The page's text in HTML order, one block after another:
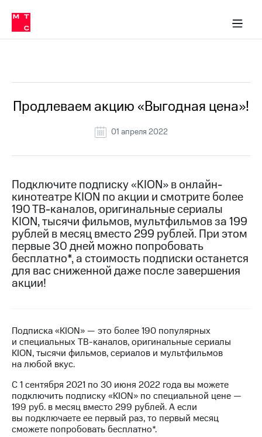
связь
Сервисы и подписки
30% на связь
кабинеты
Мобильная
и
Спутниковое
Деньги
связь
Перенести
номер
в МТС
Тарифы
Услуги
группа
Заказать
SIM-
карту
Оформить
eSIM
SIM-
в МТС
Услуги
кабинет
Скачать
приложение
Мой
МТС
Акции
Скидка 30%
на связь
и МТС
Супер
дешевле
при
оплате
с карты
МТС
Деньги
Выберите
Продлеваем акцию «Выгодная цена»!
01 апреля 2022
Подключите подписку «KION» в онлайн-
кинотеатре KION по акции и смотрите более
190 ТВ-каналов, оригинальные сериалы
KION, тысячи фильмов, мультфильмов за 199
рублей в месяц вместо 299 рублей. При этом
первые 30 дней можно попробовать
бесплатно*, а стоимость подписки останется
для вас сниженной даже после завершения
акции!
Подписка «KION» — это более 190 популярных
и специальных ТВ-каналов, оригинальные сериалы
KION, тысячи фильмов, сериалов и мультфильмов
на любой вкус.
С 1 сентября 2021 по 30 июня 2022 года вы можете
подключить подписку «KION» по специальной цене —
199 руб. в месяц вместо 299 рублей. А если
вы подключаете ее первый раз, то первый месяц
сможете попробовать бесплатно*.